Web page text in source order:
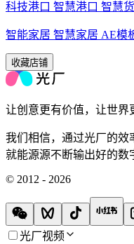
科技港口 智慧港口 智慧
智能家居 智慧家居 AE模
收藏店铺
让创意更有价值，让世界
我们相信，通过光厂的效
就能源源不断输出好的数
© 2012 - 2026
光厂视频